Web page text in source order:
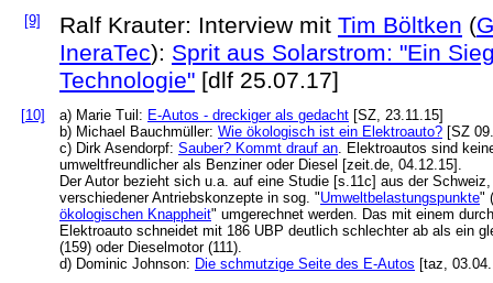
[9] Ralf Krauter: Interview mit Tim Böltken (
IneraTec): Sprit aus Solarstrom: "Ein
Technologie" [dlf 25.07.17]
[10] a) Marie Tuil: E-Autos - dreckiger als gedacht [SZ, 23.11.15]
b) Michael Bauchmüller: Wie ökologisch ist ein Elektroauto? [SZ
c) Dirk Asendorpf: Sauber? Kommt drauf an. Elektroautos sind
umweltfreundlicher als Benziner oder Diesel [zeit.de, 04.12.15].
Der Autor bezieht sich u.a. auf eine Studie [s.11c] aus der
verschiedener Antriebskonzepte in sog. "Umweltbelastungspunkte"
ökologischen Knappheit" umgerechnet werden. Das mit einem
Elektroauto schneidet mit 186 UBP deutlich schlechter ab als ein
(159) oder Dieselmotor (111).
d) Dominic Johnson: Die schmutzige Seite des E-Autos [taz,